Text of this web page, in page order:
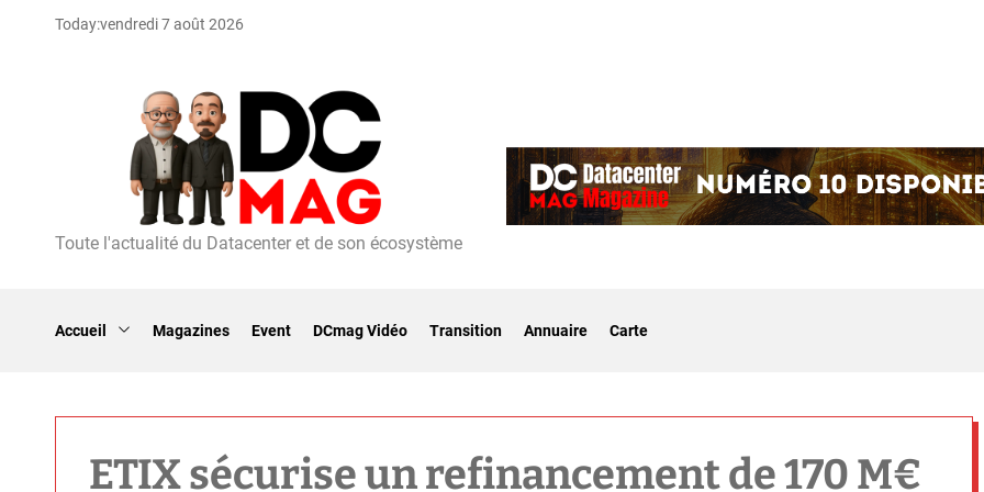
Today:vendredi 7 août 2026
D
Toute l'actualité du Datacenter et de son écosystème
Accueil Magazines Event DCmag Vidéo Transition Annuaire Carte
ETIX sécurise un refinancement de 170 M€